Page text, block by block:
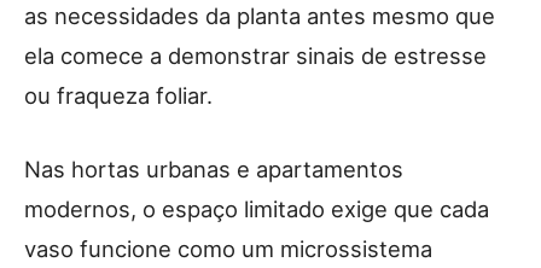
as necessidades da planta antes mesmo que
ela comece a demonstrar sinais de estresse
ou fraqueza foliar.
Nas hortas urbanas e apartamentos
modernos, o espaço limitado exige que cada
vaso funcione como um microssistema